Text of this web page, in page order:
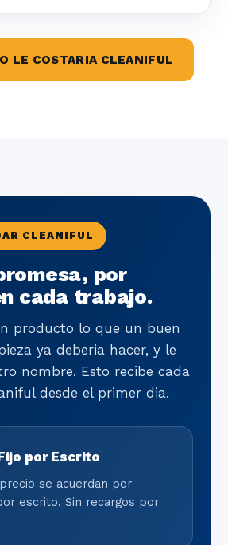
LE COSTARIA CLEANIFUL
CLEANIFUL
por
cada trabajo.
producto lo que un buen
ya deberia hacer, y le
nombre. Esto recibe cada
desde el primer dia.
por Escrito
se acuerdan por
escrito. Sin recargos por